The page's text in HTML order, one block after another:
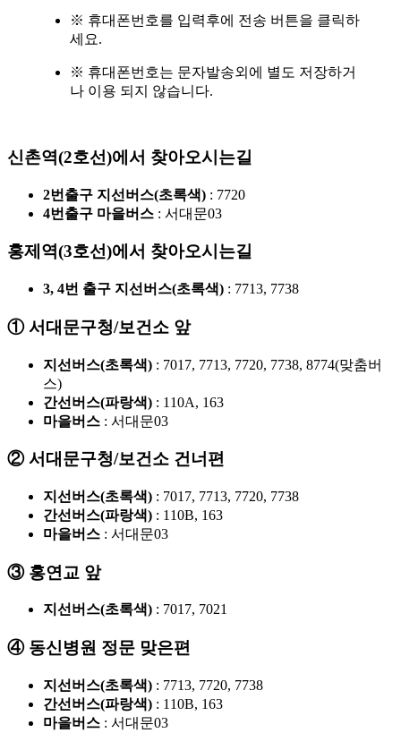
※ 휴대폰번호를 입력후에 전송 버튼을 클릭하
세요.
※ 휴대폰번호는 문자발송외에 별도 저장하거
나 이용 되지 않습니다.
신촌역(2호선)에서 찾아오시는길
2번출구 지선버스(초록색) : 7720
4번출구 마을버스 : 서대문03
홍제역(3호선)에서 찾아오시는길
3, 4번 출구 지선버스(초록색) : 7713, 7738
① 서대문구청/보건소 앞
지선버스(초록색) : 7017, 7713, 7720, 7738, 8774(맞춤버
스)
간선버스(파랑색) : 110A, 163
마을버스 : 서대문03
② 서대문구청/보건소 건너편
지선버스(초록색) : 7017, 7713, 7720, 7738
간선버스(파랑색) : 110B, 163
마을버스 : 서대문03
③ 홍연교 앞
지선버스(초록색) : 7017, 7021
④ 동신병원 정문 맞은편
지선버스(초록색) : 7713, 7720, 7738
간선버스(파랑색) : 110B, 163
마을버스 : 서대문03